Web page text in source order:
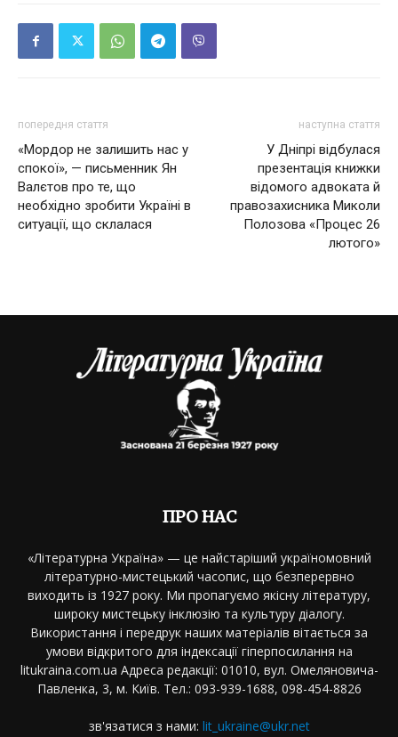
попередня стаття
«Мордор не залишить нас у
спокої», — письменник Ян
Валєтов про те, що
необхідно зробити Україні в
ситуації, що склалася
наступна стаття
У Дніпрі відбулася
презентація книжки
відомого адвоката й
правозахисника Миколи
Полозова «Процес 26
лютого»
ПРО НАС
«Літературна Україна» — це найстаріший україномовний
літературно-мистецький часопис, що безперервно
виходить із 1927 року. Ми пропагуємо якісну літературу,
широку мистецьку інклюзію та культуру діалогу.
Використання і передрук наших матеріалів вітається за
умови відкритого для індексації гіперпосилання на
litukraina.com.ua Адреса редакції: 01010, вул. Омеляновича-
Павленка, 3, м. Київ. Тел.: 093-939-1688, 098-454-8826
зв'язатися з нами: lit_ukraine@ukr.net